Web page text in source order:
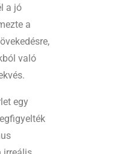
a jó
a
való
egy